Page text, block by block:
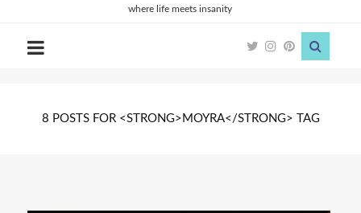
where life meets insanity
8 POSTS FOR <STRONG>MOYRA</STRONG> TAG